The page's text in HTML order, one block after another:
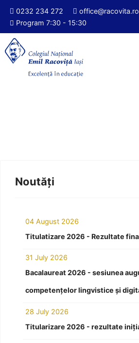
0232 234 272
office@racovita.ro
Program 7:30 - 15:30
Noutăți
04 August 2026
Titulatizare 2026 - Rezultate
31 July 2026
Bacalaureat 2026 - sesiunea
competențelor lingvistice și
28 July 2026
Titularizare 2026 - rezultate